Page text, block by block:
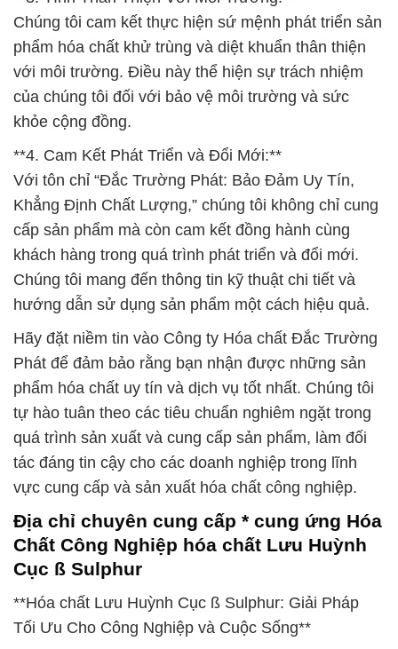
Chúng tôi cam kết thực hiện sứ mệnh phát triển sản
phẩm hóa chất khử trùng và diệt khuẩn thân thiện
với môi trường. Điều này thể hiện sự trách nhiệm
của chúng tôi đối với bảo vệ môi trường và sức
khỏe cộng đồng.
**4. Cam Kết Phát Triển và Đổi Mới:**
Với tôn chỉ “Đắc Trường Phát: Bảo Đảm Uy Tín,
Khẳng Định Chất Lượng,” chúng tôi không chỉ cung
cấp sản phẩm mà còn cam kết đồng hành cùng
khách hàng trong quá trình phát triển và đổi mới.
Chúng tôi mang đến thông tin kỹ thuật chi tiết và
hướng dẫn sử dụng sản phẩm một cách hiệu quả.
Hãy đặt niềm tin vào Công ty Hóa chất Đắc Trường
Phát để đảm bảo rằng bạn nhận được những sản
phẩm hóa chất uy tín và dịch vụ tốt nhất. Chúng tôi
tự hào tuân theo các tiêu chuẩn nghiêm ngặt trong
quá trình sản xuất và cung cấp sản phẩm, làm đối
tác đáng tin cậy cho các doanh nghiệp trong lĩnh
vực cung cấp và sản xuất hóa chất công nghiệp.
Địa chỉ chuyên cung cấp * cung ứng Hóa
Chất Công Nghiệp hóa chất Lưu Huỳnh
Cục ß Sulphur
**Hóa chất Lưu Huỳnh Cục ß Sulphur: Giải Pháp
Tối Ưu Cho Công Nghiệp và Cuộc Sống**